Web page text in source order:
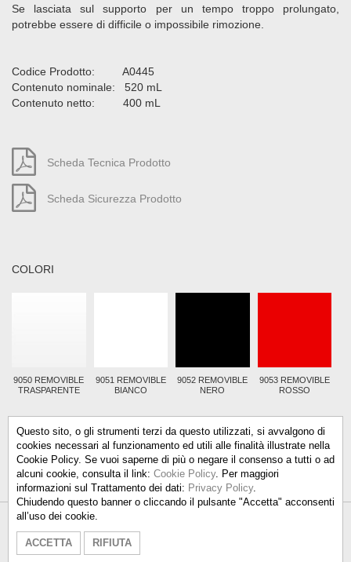
Se lasciata sul supporto per un tempo troppo prolungato,
potrebbe essere di difficile o impossibile rimozione.
Codice Prodotto: A0445
Contenuto nominale: 520 mL
Contenuto netto: 400 mL
Scheda Tecnica Prodotto
Scheda Sicurezza Prodotto
COLORI
9050 REMOVIBLE
TRASPARENTE
9051 REMOVIBLE
BIANCO
9052 REMOVIBLE
NERO
9053 REMOVIBLE
ROSSO
Talken Color S.r.l.
Questo sito, o gli strumenti terzi da questo utilizzati, si avvalgono di
cookies necessari al funzionamento ed utili alle finalità illustrate nella
Cookie Policy. Se vuoi saperne di più o negare il consenso a tutti o ad
alcuni cookie, consulta il link: Cookie Policy. Per maggiori
informazioni sul Trattamento dei dati: Privacy Policy.
Chiudendo questo banner o cliccando il pulsante "Accetta" acconsenti
all’uso dei cookie.
ACCETTA RIFIUTA